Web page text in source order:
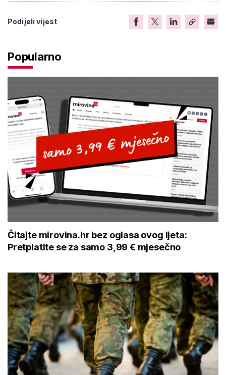
Podijeli vijest
Popularno
Čitajte mirovina.hr bez oglasa ovog ljeta:
Pretplatite se za samo 3,99 € mjesečno